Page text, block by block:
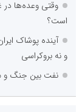
وقتی وعده‌ها در
است؟
آینده پوشاک
و نه بروکراسی
نفت بین جنگ و